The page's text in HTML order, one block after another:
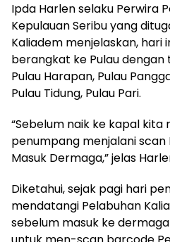
Ipda Harlen selaku Perwira
Kepulauan Seribu yang
Kaliadem menjelaskan, hari
berangkat ke Pulau dengan
Pulau Harapan, Pulau
Pulau Tidung, Pulau Pari.
“Sebelum naik ke kapal kita
penumpang menjalani scan
Masuk Dermaga,” jelas
Diketahui, sejak pagi hari
mendatangi Pelabuhan
sebelum masuk ke